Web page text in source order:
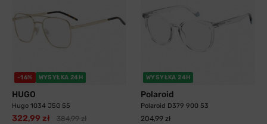
-16% WYSYŁKA 24H
HUGO
Hugo 1034 J5G 55
322,99 zł 384,99 zł
WYSYŁKA 24H
Polaroid
Polaroid D379 900 53
204,99 zł